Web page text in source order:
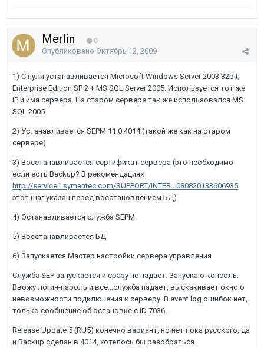
Merlin 0
Опубликовано Октябрь 12, 2009
1) С нуля устанавливается Microsoft Windows Server 2003 32bit,
Enterprise Edition SP 2 + MS SQL Server 2005. Используется тот же
IP и имя сервера. На старом сервере так же использовался MS
SQL 2005
2) Устанавливается SEPM 11.0.4014 (такой же как на старом
сервере)
3) Восстанавливается сертификат сервера (это необходимо
если есть Backup? В рекомендациях
http://service1.symantec.com/SUPPORT/INTER...080820133606935
этот шаг указан перед восстановлением БД)
4) Останавливается служба SEPM.
5) Восстанавливается БД
6) Запускается Мастер настройки сервера управления
Служба SEP запускается и сразу не падает. Запускаю консоль.
Ввожу логин-пароль и все...служба падает, выскакивает окно о
невозможности подключения к серверу. В event log ошибок нет,
только сообщение об остановке с ID 7036.
Release Update 5 (RU5) конечно вариант, но нет пока русского, да
и Backup сделан в 4014, хотелось бы разобраться.